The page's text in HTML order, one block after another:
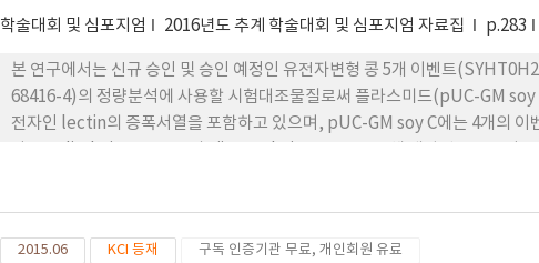
학술대회 및 심포지엄 2016년도 추계 학술대회 및 심포지엄 자료집 p.283
본 연구에서는 신규 승인 및 승인 예정인 유전자변형 콩 5개 이벤트
68416-4)의 정량분석에 사용할 시험대조물질로써 플라스미드(pUC-GM
전자인 lectin의 증폭서열을 포함하고 있으며, pUC-GM soy C에는 4개의
프라이머, 프로브는 식품공전에 고시되어 있는 것을 사용 하였다. 정량분석
2015.06 KCI 등재 구독 인증기관 무료, 개인회원 유료